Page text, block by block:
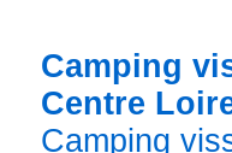
Camping
Centre
Camping